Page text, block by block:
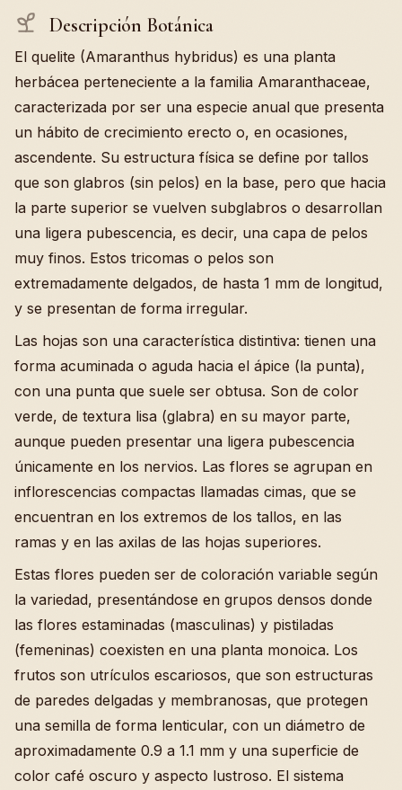
Descripción Botánica
El quelite (Amaranthus hybridus) es una planta
herbácea perteneciente a la familia Amaranthaceae,
caracterizada por ser una especie anual que presenta
un hábito de crecimiento erecto o, en ocasiones,
ascendente. Su estructura física se define por tallos
que son glabros (sin pelos) en la base, pero que hacia
la parte superior se vuelven subglabros o desarrollan
una ligera pubescencia, es decir, una capa de pelos
muy finos. Estos tricomas o pelos son
extremadamente delgados, de hasta 1 mm de longitud,
y se presentan de forma irregular.
Las hojas son una característica distintiva: tienen una
forma acuminada o aguda hacia el ápice (la punta),
con una punta que suele ser obtusa. Son de color
verde, de textura lisa (glabra) en su mayor parte,
aunque pueden presentar una ligera pubescencia
únicamente en los nervios. Las flores se agrupan en
inflorescencias compactas llamadas cimas, que se
encuentran en los extremos de los tallos, en las
ramas y en las axilas de las hojas superiores.
Estas flores pueden ser de coloración variable según
la variedad, presentándose en grupos densos donde
las flores estaminadas (masculinas) y pistiladas
(femeninas) coexisten en una planta monoica. Los
frutos son utrículos escariosos, que son estructuras
de paredes delgadas y membranosas, que protegen
una semilla de forma lenticular, con un diámetro de
aproximadamente 0.9 a 1.1 mm y una superficie de
color café oscuro y aspecto lustroso. El sistema